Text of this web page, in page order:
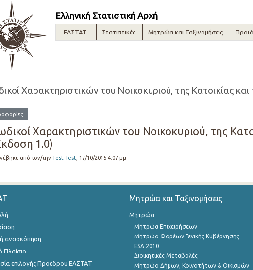
Ελληνική Στατιστική Αρχή
ΕΛΣΤΑΤ Στατιστικές Μητρώα και Ταξινομήσεις
Χαρακτηριστικών του Νοικοκυριού, της Κατοικίας
Χαρακτηριστικών του Νοικοκυριού, της
1.0)
από τον/την Test Test , 17/10/2015 4:07 μμ
ανασκόπηση
Πλαίσιο
επιλογής Προέδρου ΕΛΣΤΑΤ
Μητρώα και Ταξινομήσεις
Μητρώα
Μητρώα Επιχειρήσεων
Μητρώο Φορέων Γενικής Κυβέρνησης
ESA 2010
Διοικητικές Μεταβολές
Μητρώο Δήμων, Κοινοτήτων & Οικισμών